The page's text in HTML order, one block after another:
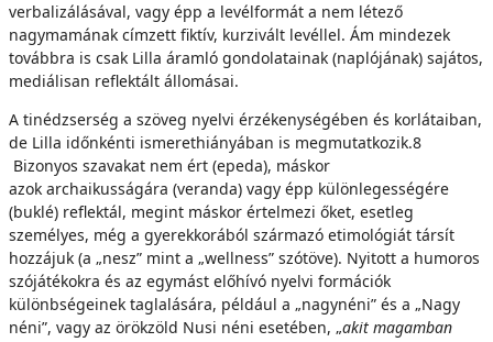
verbalizálásával, vagy épp a levélformát a nem létező
nagymamának címzett fiktív, kurzivált levéllel. Ám mindezek
továbbra is csak Lilla áramló gondolatainak (naplójának) sajátos,
mediálisan reflektált állomásai.
A tinédzserség a szöveg nyelvi érzékenységében és korlátaiban,
de Lilla időnkénti ismerethiányában is megmutatkozik.8
Bizonyos szavakat nem ért (epeda), máskor
azok archaikusságára (veranda) vagy épp különlegességére
(buklé) reflektál, megint máskor értelmezi őket, esetleg
személyes, még a gyerekkorából származó etimológiát társít
hozzájuk (a „nesz” mint a „wellness” szótöve). Nyitott a humoros
szójátékokra és az egymást előhívó nyelvi formációk
különbségeinek taglalására, például a „nagynéni” és a „Nagy
néni”, vagy az örökzöld Nusi néni esetében, „akit magamban